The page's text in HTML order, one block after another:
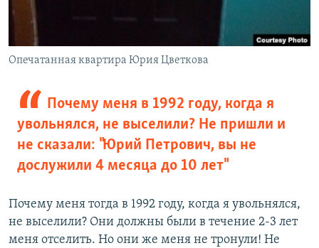
Опечатанная квартира Юрия Цветкова
Почему меня в 1992 году, когда я
увольнялся, не выселили? Не пришли и
не сказали: "Юрий Петрович, вы не
дослужили 4 месяца до 10 лет"
Почему меня тогда в 1992 году, когда я увольнялся,
не выселили? Они должны были в течение 2-3 лет
меня отселить. Но они же меня не тронули! Не